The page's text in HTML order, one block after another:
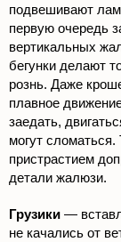
подвешивают
первую очередь
вертикальных
бегунки делают
рознь. Даже
плавное
заедать,
могут
пристрастием
детали жалюзи.
Грузики —
не качались от